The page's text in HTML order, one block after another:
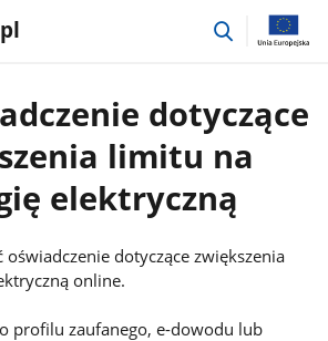
przejdź
dotyczące
limitu na
elektryczną
oświadczenie dotyczące zwiększenia
online.
profilu zaufanego, e-dowodu lub